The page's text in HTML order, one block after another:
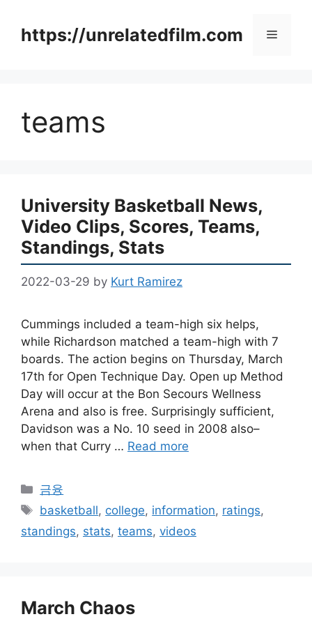
contenthttps://unrelatedfilm.com Menu
teams
University Basketball News,
Video Clips, Scores, Teams,
Standings, Stats
2022-03-29 by Kurt Ramirez
Cummings included a team-high six helps,
while Richardson matched a team-high with 7
boards. The action begins on Thursday, March
17th for Open Technique Day. Open up Method
Day will occur at the Bon Secours Wellness
Arena and also is free. Surprisingly sufficient,
Davidson was a No. 10 seed in 2008 also–
when that Curry … Read more
Categories
금융
Tags
basketball, college, information, ratings,
standings, stats, teams, videos
March Chaos